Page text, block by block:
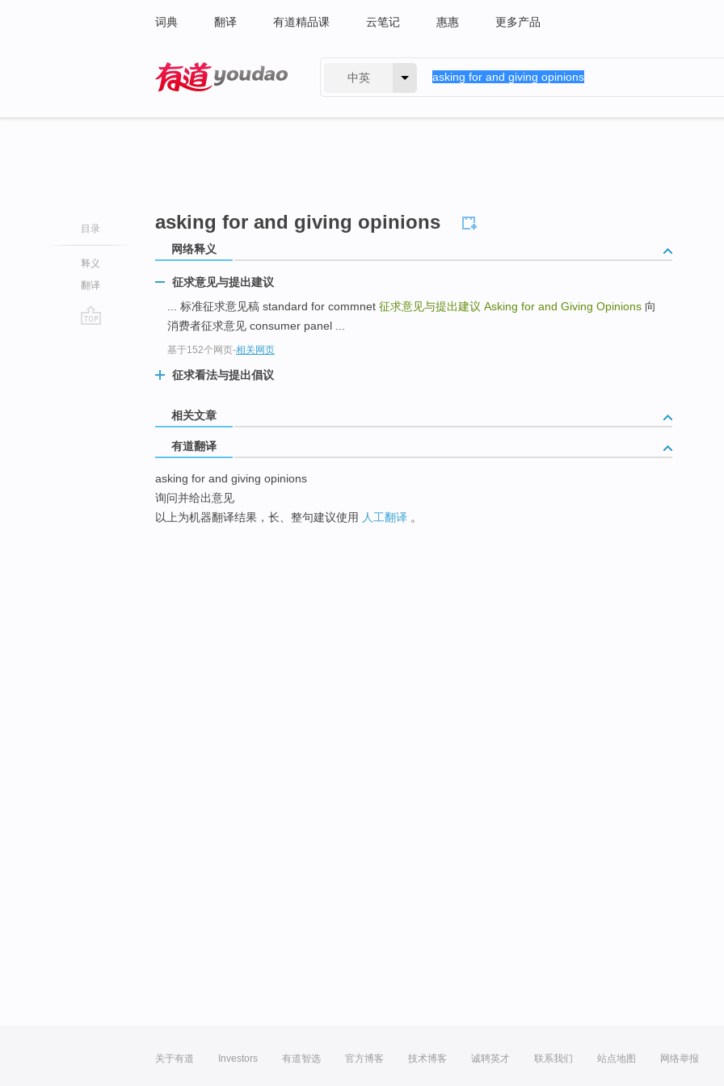
词典 翻译 有道精品课 云笔记 惠惠 更多产品
中英
目录
释义
翻译
asking for and giving opinions
网络释义
征求意见与提出建议
... 标准征求意见稿 standard for commnet 征求意见与提出建议 Asking for and Giving Opinions 向
消费者征求意见 consumer panel ...
基于152个网页-相关网页
征求看法与提出倡议
相关文章
有道翻译
asking for and giving opinions
询问并给出意见
以上为机器翻译结果，长、整句建议使用 人工翻译 。
关于有道 Investors 有道智选 官方博客 技术博客 诚聘英才 联系我们 站点地图 网络举报